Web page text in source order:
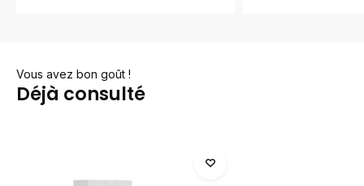
Vous avez bon goût !
Déjà consulté